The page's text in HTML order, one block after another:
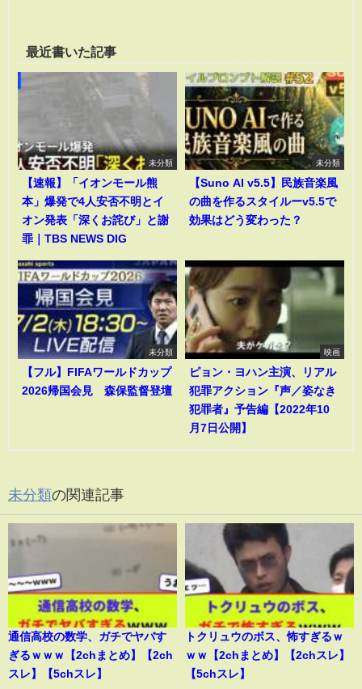
最近書いた記事
未分類
【速報】「イオンモール熊
本」爆発で4人安否不明とイ
オン発表「深くお詫び」と謝
罪｜TBS NEWS DIG
未分類
【Suno AI v5.5】民族音楽風
の曲を作るスタイルーv5.5で
効果はどう変わった？
未分類
【フル】FIFAワールドカップ
2026帰国会見 森保監督登壇
映画
ピョン・ヨハン主演、リアル
犯罪アクション『声／姿なき
犯罪者』予告編【2022年10
月7日公開】
未分類の関連記事
通信高校の数学、ガチでヤバす
ぎるｗｗｗ【2chまとめ】【2ch
スレ】【5chスレ】
トクリュウのボス、怖すぎるｗ
ｗｗ【2chまとめ】【2chスレ】
【5chスレ】